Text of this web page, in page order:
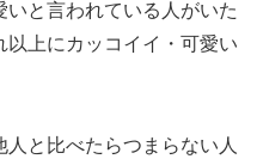
と言われている人がいた
以上にカッコイイ・可愛い
と比べたらつまらない人